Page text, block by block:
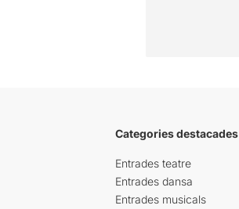
Categories destacades
Entrades teatre
Entrades dansa
Entrades musicals